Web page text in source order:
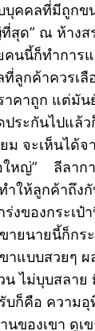
บุคคลที่มีถูกข
สุด” ณ ห้างส
คนนี้ก็ทำการ
ลูกค้าควรเลื
าคาถูก แต่มัน
ระกันไปแล้ว
ม จะเห็นได้จ
ใหญ่” ลีลาก
ำให้ลูกค้าถึง
งของกระเป๋
ายนายนี้ก็กร
าแบบสวยๆ ผ
ไม่บุบสลาย
บก็คือ ความ
ของเขา ดูเข